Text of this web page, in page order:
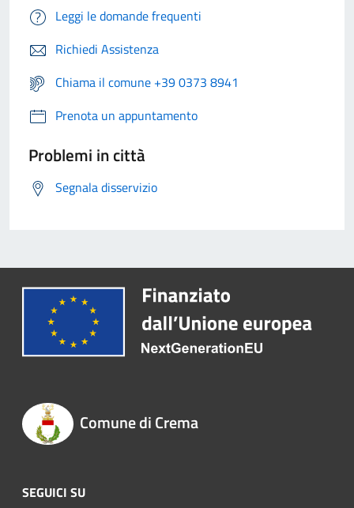
Leggi le domande frequenti
Richiedi Assistenza
Chiama il comune +39 0373 8941
Prenota un appuntamento
Problemi in città
Segnala disservizio
Comune di Crema
SEGUICI SU